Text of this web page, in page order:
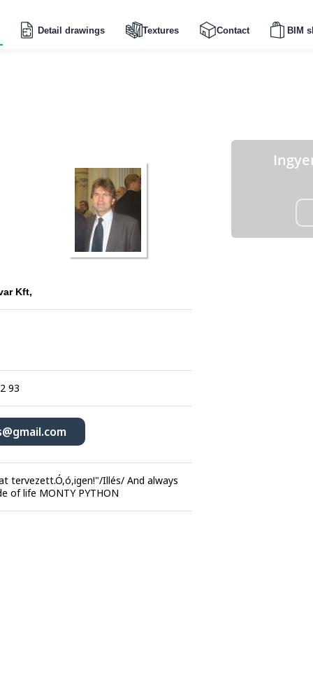
Detail drawings Textures Contact BIM
Kft,
93
tervezett.Ó,ó,igen!"/Illés/ And always
of life MONTY PYTHON